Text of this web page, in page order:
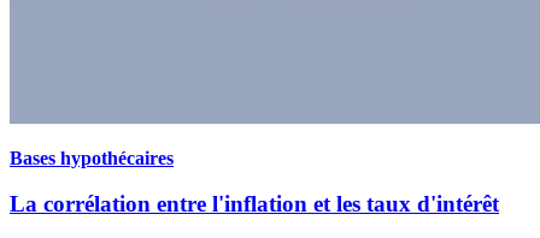
Bases hypothécaires
La corrélation entre l'inflation et les taux d'intérêt